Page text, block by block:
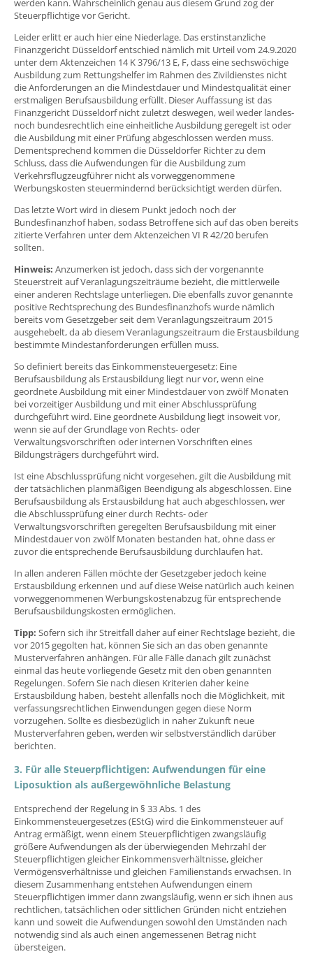
werden kann. Wahrscheinlich genau aus diesem Grund zog der
Steuerpflichtige vor Gericht.
Leider erlitt er auch hier eine Niederlage. Das erstinstanzliche
Finanzgericht Düsseldorf entschied nämlich mit Urteil vom 24.9.2020
unter dem Aktenzeichen 14 K 3796/13 E, F, dass eine sechswöchige
Ausbildung zum Rettungshelfer im Rahmen des Zivildienstes nicht
die Anforderungen an die Mindestdauer und Mindestqualität einer
erstmaligen Berufsausbildung erfüllt. Dieser Auffassung ist das
Finanzgericht Düsseldorf nicht zuletzt deswegen, weil weder landes-
noch bundesrechtlich eine einheitliche Ausbildung geregelt ist oder
die Ausbildung mit einer Prüfung abgeschlossen werden muss.
Dementsprechend kommen die Düsseldorfer Richter zu dem
Schluss, dass die Aufwendungen für die Ausbildung zum
Verkehrsflugzeugführer nicht als vorweggenommene
Werbungskosten steuermindernd berücksichtigt werden dürfen.
Das letzte Wort wird in diesem Punkt jedoch noch der
Bundesfinanzhof haben, sodass Betroffene sich auf das oben bereits
zitierte Verfahren unter dem Aktenzeichen VI R 42/20 berufen
sollten.
Hinweis: Anzumerken ist jedoch, dass sich der vorgenannte
Steuerstreit auf Veranlagungszeiträume bezieht, die mittlerweile
einer anderen Rechtslage unterliegen. Die ebenfalls zuvor genannte
positive Rechtsprechung des Bundesfinanzhofs wurde nämlich
bereits vom Gesetzgeber seit dem Veranlagungszeitraum 2015
ausgehebelt, da ab diesem Veranlagungszeitraum die Erstausbildung
bestimmte Mindestanforderungen erfüllen muss.
So definiert bereits das Einkommensteuergesetz: Eine
Berufsausbildung als Erstausbildung liegt nur vor, wenn eine
geordnete Ausbildung mit einer Mindestdauer von zwölf Monaten
bei vorzeitiger Ausbildung und mit einer Abschlussprüfung
durchgeführt wird. Eine geordnete Ausbildung liegt insoweit vor,
wenn sie auf der Grundlage von Rechts- oder
Verwaltungsvorschriften oder internen Vorschriften eines
Bildungsträgers durchgeführt wird.
Ist eine Abschlussprüfung nicht vorgesehen, gilt die Ausbildung mit
der tatsächlichen planmäßigen Beendigung als abgeschlossen. Eine
Berufsausbildung als Erstausbildung hat auch abgeschlossen, wer
die Abschlussprüfung einer durch Rechts- oder
Verwaltungsvorschriften geregelten Berufsausbildung mit einer
Mindestdauer von zwölf Monaten bestanden hat, ohne dass er
zuvor die entsprechende Berufsausbildung durchlaufen hat.
In allen anderen Fällen möchte der Gesetzgeber jedoch keine
Erstausbildung erkennen und auf diese Weise natürlich auch keinen
vorweggenommenen Werbungskostenabzug für entsprechende
Berufsausbildungskosten ermöglichen.
Tipp: Sofern sich ihr Streitfall daher auf einer Rechtslage bezieht, die
vor 2015 gegolten hat, können Sie sich an das oben genannte
Musterverfahren anhängen. Für alle Fälle danach gilt zunächst
einmal das heute vorliegende Gesetz mit den oben genannten
Regelungen. Sofern Sie nach diesen Kriterien daher keine
Erstausbildung haben, besteht allenfalls noch die Möglichkeit, mit
verfassungsrechtlichen Einwendungen gegen diese Norm
vorzugehen. Sollte es diesbezüglich in naher Zukunft neue
Musterverfahren geben, werden wir selbstverständlich darüber
berichten.
3. Für alle Steuerpflichtigen: Aufwendungen für eine
Liposuktion als außergewöhnliche Belastung
Entsprechend der Regelung in § 33 Abs. 1 des
Einkommensteuergesetzes (EStG) wird die Einkommensteuer auf
Antrag ermäßigt, wenn einem Steuerpflichtigen zwangsläufig
größere Aufwendungen als der überwiegenden Mehrzahl der
Steuerpflichtigen gleicher Einkommensverhältnisse, gleicher
Vermögensverhältnisse und gleichen Familienstands erwachsen. In
diesem Zusammenhang entstehen Aufwendungen einem
Steuerpflichtigen immer dann zwangsläufig, wenn er sich ihnen aus
rechtlichen, tatsächlichen oder sittlichen Gründen nicht entziehen
kann und soweit die Aufwendungen sowohl den Umständen nach
notwendig sind als auch einen angemessenen Betrag nicht
übersteigen.